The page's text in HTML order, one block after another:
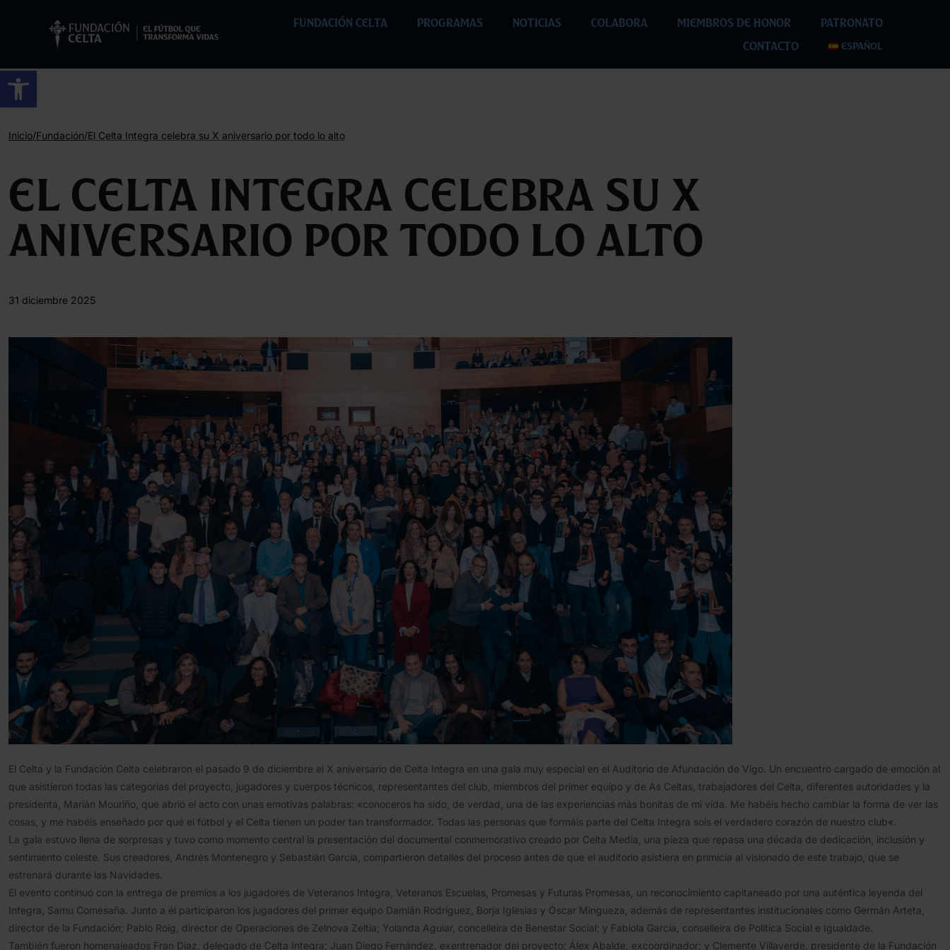
Abrir barra de herramientas
FUNDACIÓN CELTA PROGRAMAS NOTICIAS COLABORA MIEMBROS DE HONOR
PATRONATO
CONTACTO
ESPAÑOL
Inicio/Fundación/El Celta Integra celebra su X aniversario por todo lo alto
El Celta Integra celebra su X
aniversario por todo lo alto
31 diciembre 2025
El Celta y la Fundación Celta celebraron el pasado 9 de diciembre el X aniversario de Celta Integra en una gala muy especial en el Auditorio de Afundación de Vigo. Un encuentro cargado de emoción al
que asistieron todas las categorías del proyecto, jugadores y cuerpos técnicos, representantes del club, miembros del primer equipo y de As Celtas, trabajadores del Celta, diferentes autoridades y la
presidenta, Marián Mouriño, que abrió el acto con unas emotivas palabras: «conoceros ha sido, de verdad, una de las experiencias más bonitas de mi vida. Me habéis hecho cambiar la forma de ver las
cosas, y me habéis enseñado por qué el fútbol y el Celta tienen un poder tan transformador. Todas las personas que formáis parte del Celta Integra sois el verdadero corazón de nuestro club«.
La gala estuvo llena de sorpresas y tuvo como momento central la presentación del documental conmemorativo creado por Celta Media, una pieza que repasa una década de dedicación, inclusión y
sentimiento celeste. Sus creadores, Andrés Montenegro y Sebastián García, compartieron detalles del proceso antes de que el auditorio asistiera en primicia al visionado de este trabajo, que se
estrenará durante las Navidades.
El evento continuó con la entrega de premios a los jugadores de Veteranos Integra, Veteranos Escuelas, Promesas y Futuras Promesas, un reconocimiento capitaneado por una auténtica leyenda del
Integra, Samu Comesaña. Junto a él participaron los jugadores del primer equipo Damián Rodríguez, Borja Iglesias y Óscar Mingueza, además de representantes institucionales como Germán Arteta,
director de la Fundación; Pablo Roig, director de Operaciones de Zelnova Zeltia; Yolanda Aguiar, concelleira de Benestar Social; y Fabiola García, conselleira de Política Social e Igualdade.
También fueron homenajeados Fran Díaz, delegado de Celta Integra; Juan Diego Fernández, exentrenador del proyecto; Álex Abalde, excoordinador; y Clemente Villaverde, presidente de la Fundación